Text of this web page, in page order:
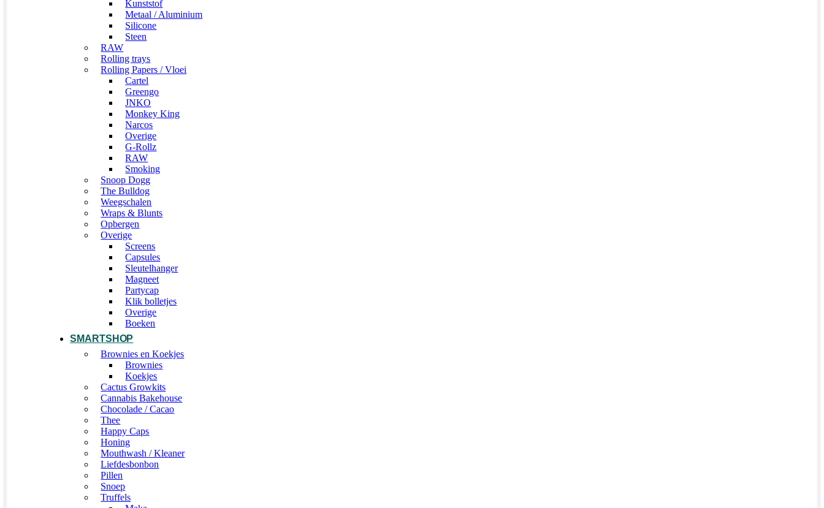
Kunststof
Metaal / Aluminium
Silicone
Steen
RAW
Rolling trays
Rolling Papers / Vloei
Cartel
Greengo
JNKO
Monkey King
Narcos
Overige
G-Rollz
RAW
Smoking
Snoop Dogg
The Bulldog
Weegschalen
Wraps & Blunts
Opbergen
Overige
Screens
Capsules
Sleutelhanger
Magneet
Partycap
Klik bolletjes
Overige
Boeken
SMARTSHOP
Brownies en Koekjes
Brownies
Koekjes
Cactus Growkits
Cannabis Bakehouse
Chocolade / Cacao
Thee
Happy Caps
Honing
Mouthwash / Kleaner
Liefdesbonbon
Pillen
Snoep
Truffels